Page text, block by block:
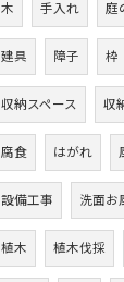
木 手入れ 庭
建具 障子 枠
収納スペース 収
腐食 はがれ
設備工事 洗面お
植木 植木伐採